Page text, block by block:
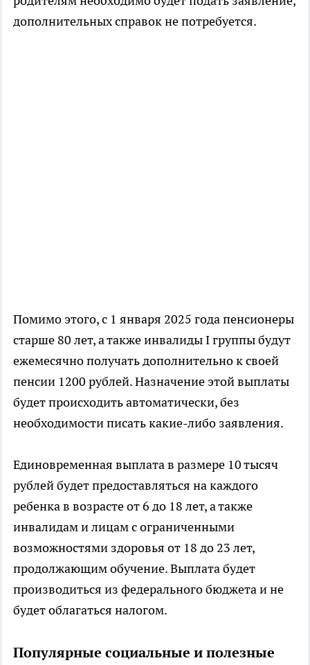
дополнительных справок не потребуется.
Помимо этого, с 1 января 2025 года пенсионеры
старше 80 лет, а также инвалиды I группы будут
ежемесячно получать дополнительно к своей
пенсии 1200 рублей. Назначение этой выплаты
будет происходить автоматически, без
необходимости писать какие-либо заявления.
Единовременная выплата в размере 10 тысяч
рублей будет предоставляться на каждого
ребенка в возрасте от 6 до 18 лет, а также
инвалидам и лицам с ограниченными
возможностями здоровья от 18 до 23 лет,
продолжающим обучение. Выплата будет
производиться из федерального бюджета и не
будет облагаться налогом.
Популярные социальные и полезные